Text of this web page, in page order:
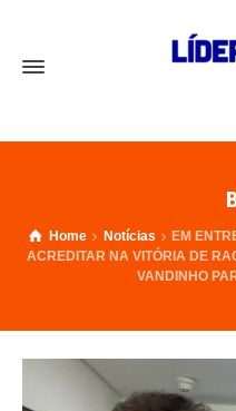
Home Notícias
EM
ACREDITAR NA VITÓRIA DE
VANDINHO